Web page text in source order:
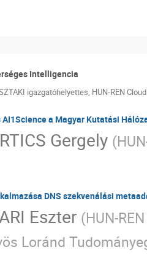
Intelligencia
igazgatóhelyettes, HUN-REN
AI1Science a Magyar Kutatási
Gergely (
DNS szekvenálási
Eszter (HUN-
Loránd